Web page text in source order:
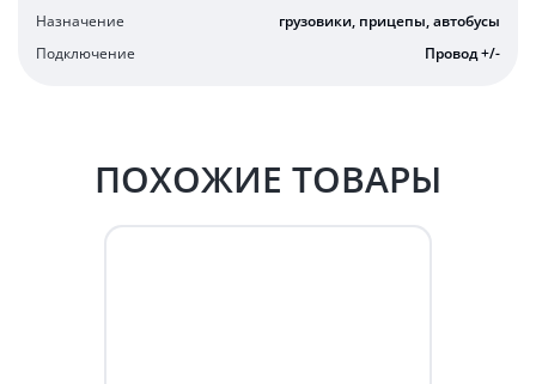
Назначение
грузовики, прицепы, автобусы
Подключение
Провод +/-
ПОХОЖИЕ ТОВАРЫ